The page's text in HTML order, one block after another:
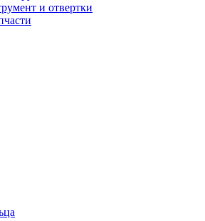
и отвертки